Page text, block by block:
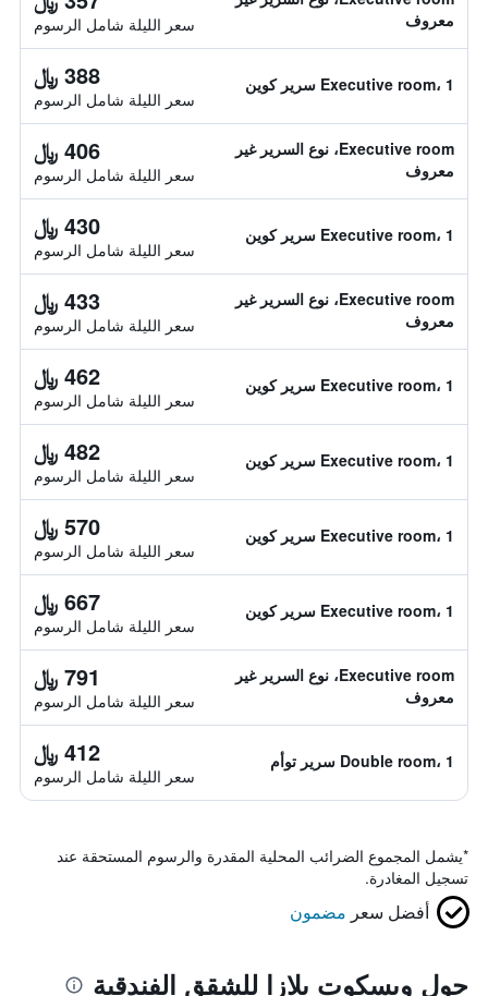
معروف
سعر الليلة شامل الرسوم
Executive room، 1 سرير كوين 388 ﷼
سعر الليلة شامل الرسوم
Executive room، نوع السرير غير
معروف
406 ﷼
سعر الليلة شامل الرسوم
Executive room، 1 سرير كوين 430 ﷼
سعر الليلة شامل الرسوم
Executive room، نوع السرير غير
معروف
433 ﷼
سعر الليلة شامل الرسوم
Executive room، 1 سرير كوين 462 ﷼
سعر الليلة شامل الرسوم
Executive room، 1 سرير كوين 482 ﷼
سعر الليلة شامل الرسوم
Executive room، 1 سرير كوين 570 ﷼
سعر الليلة شامل الرسوم
Executive room، 1 سرير كوين 667 ﷼
سعر الليلة شامل الرسوم
Executive room، نوع السرير غير
معروف
791 ﷼
سعر الليلة شامل الرسوم
Double room، 1 سرير توأم 412 ﷼
سعر الليلة شامل الرسوم
*يشمل المجموع الضرائب المحلية المقدرة والرسوم المستحقة عند
تسجيل المغادرة.
أفضل سعر مضمون
حول ويسكوت بلازا للشقق الفندقية